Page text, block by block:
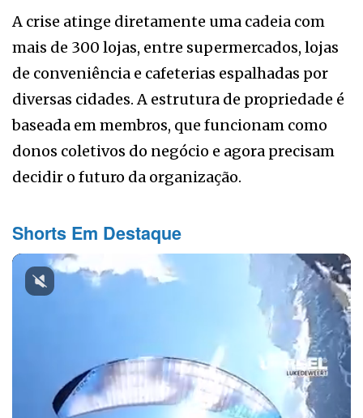
A crise atinge diretamente uma cadeia com
mais de 300 lojas, entre supermercados, lojas
de conveniência e cafeterias espalhadas por
diversas cidades. A estrutura de propriedade é
baseada em membros, que funcionam como
donos coletivos do negócio e agora precisam
decidir o futuro da organização.
Shorts Em Destaque